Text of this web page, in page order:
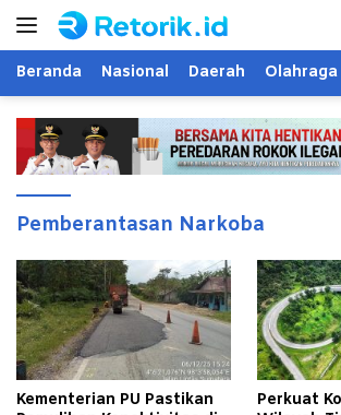
Langsung
Beranda Nasional Daerah Olahraga
Pemberantasan Narkoba
Kementerian PU Pastikan
Perkuat